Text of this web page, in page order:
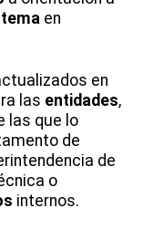
en
en
las entidades,
las que lo
de
de
o
internos.